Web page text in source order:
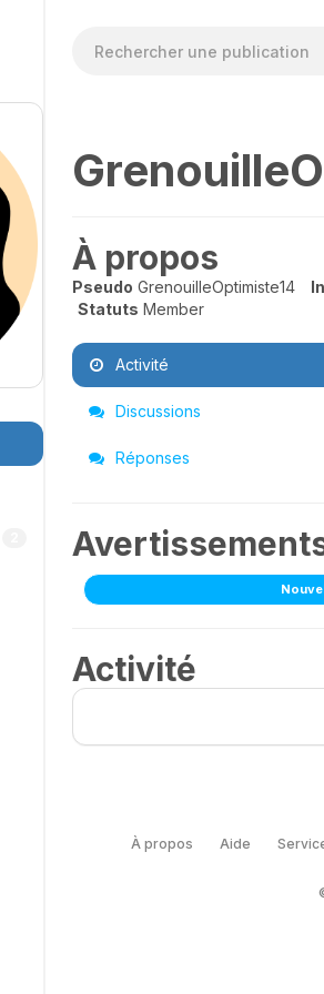
À propos
Pseudo GrenouilleOptimiste14
Statuts Member
Activité
Discussions
Réponses
Activité
À propos Aide